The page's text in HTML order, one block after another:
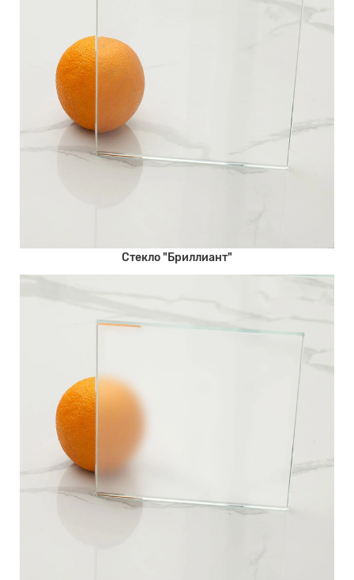
Стекло "Бриллиант"